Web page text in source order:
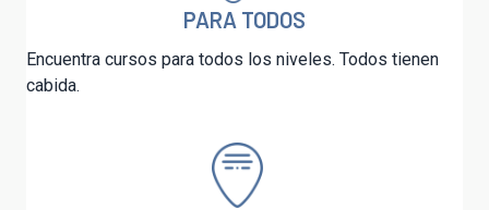
PARA TODOS
Encuentra cursos para todos los niveles. Todos tienen
cabida.